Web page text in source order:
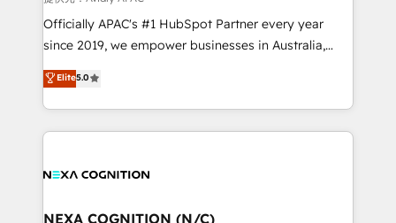
HubSpot customers and we'd love to work with you
too! Clients come to us for: Advanced CRM solutions
HubSpot Data System Migrations between systems
to HubSpot New lead generation strategies Time-
Officially APAC's #1 HubSpot Partner every year
since 2019, we empower businesses in Australia,
New Zealand, and globally to realise their full
potential through enterprise HubSpot CRM
implementation. And we deliver best practice across
the whole HubSpot platform, covering marketing,
all businesses, from start-up to Enterprise, and have
the world. Our human approach to digital
Elite5.0
NEXA COGNITION (N/C)